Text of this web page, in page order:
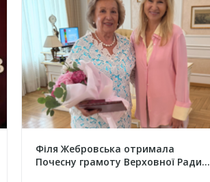
Філя Жебровська отримала
Почесну грамоту Верховної Ради...